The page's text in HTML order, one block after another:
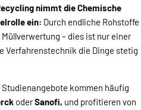
nimmt die Chemische
ein: Durch endliche Rohstoffe
– dies ist nur einer
Verfahrenstechnik die Dinge stetig
kommen häufig
oderSanofi, und profitieren von